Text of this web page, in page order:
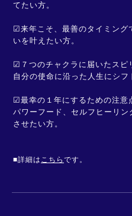
てたい方。
☑︎来年こそ、最善のタイミング
いを叶えたい方。
☑︎７つのチャクラに届いたスピ
自分の使命に沿った人生にシフ
☑︎最幸の１年にするための注意
パワーフード、セルフヒーリ
させたい方。
■詳細は こちら です。